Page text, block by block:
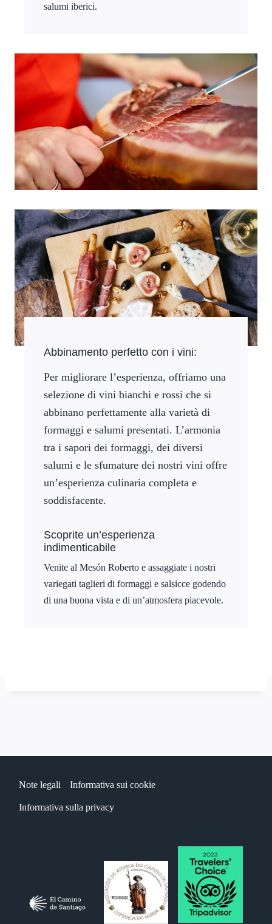
salumi iberici.
Abbinamento perfetto con i vini:
Per migliorare l’esperienza, offriamo una
selezione di vini bianchi e rossi che si
abbinano perfettamente alla varietà di
formaggi e salumi presentati. L’armonia
tra i sapori dei formaggi, dei diversi
salumi e le sfumature dei nostri vini offre
un’esperienza culinaria completa e
soddisfacente.
Scoprite un’esperienza
indimenticabile
Venite al Mesón Roberto e assaggiate i nostri
variegati taglieri di formaggi e salsicce godendo
di una buona vista e di un’atmosfera piacevole.
Note legali Informativa sui cookie
Informativa sulla privacy